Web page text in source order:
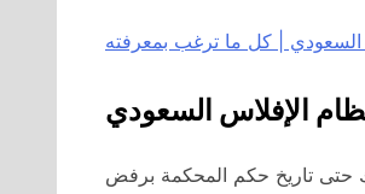
السعودي | كل ما ترغب بمعرفته
الإفلاس السعودي
حتى تاريخ حكم المحكمة برفض